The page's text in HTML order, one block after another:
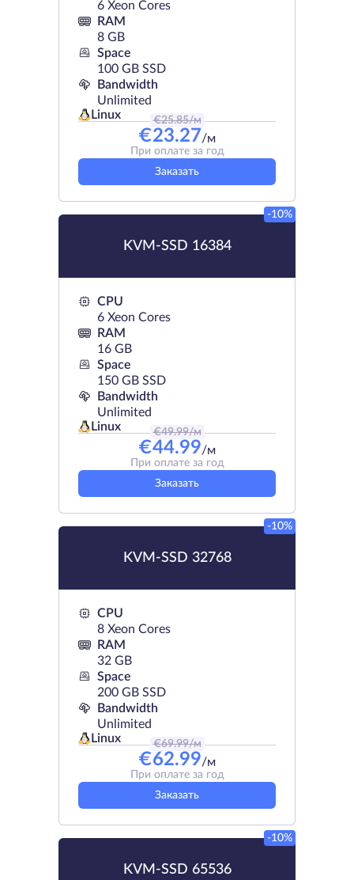
6 Xeon Cores
RAM
8 GB
Space
100 GB SSD
Bandwidth
Unlimited
Linux
€25.85/м
€23.27/м
При оплате за год
Заказать
KVM-SSD 16384
-10%
CPU
6 Xeon Cores
RAM
16 GB
Space
150 GB SSD
Bandwidth
Unlimited
Linux
€49.99/м
€44.99/м
При оплате за год
Заказать
KVM-SSD 32768
-10%
CPU
8 Xeon Cores
RAM
32 GB
Space
200 GB SSD
Bandwidth
Unlimited
Linux
€69.99/м
€62.99/м
При оплате за год
Заказать
KVM-SSD 65536
-10%